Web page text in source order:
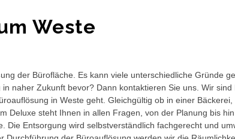
Weste
der Bürofläche. Es kann viele unterschiedliche Gründe
naher Zukunft bevor? Dann kontaktieren Sie uns. Wir
in Weste geht. Gleichgültig ob in einer Bäckerei,
Deluxe steht Ihnen in allen Fragen, von der Planung bis
Die Entsorgung wird selbstverständlich fachgerecht und